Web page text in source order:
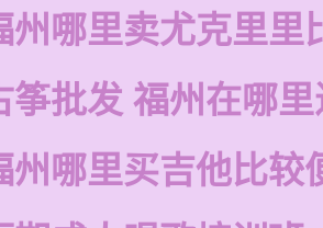
州哪里卖尤克里里
筝批发 福州在哪
州哪里买吉他比较